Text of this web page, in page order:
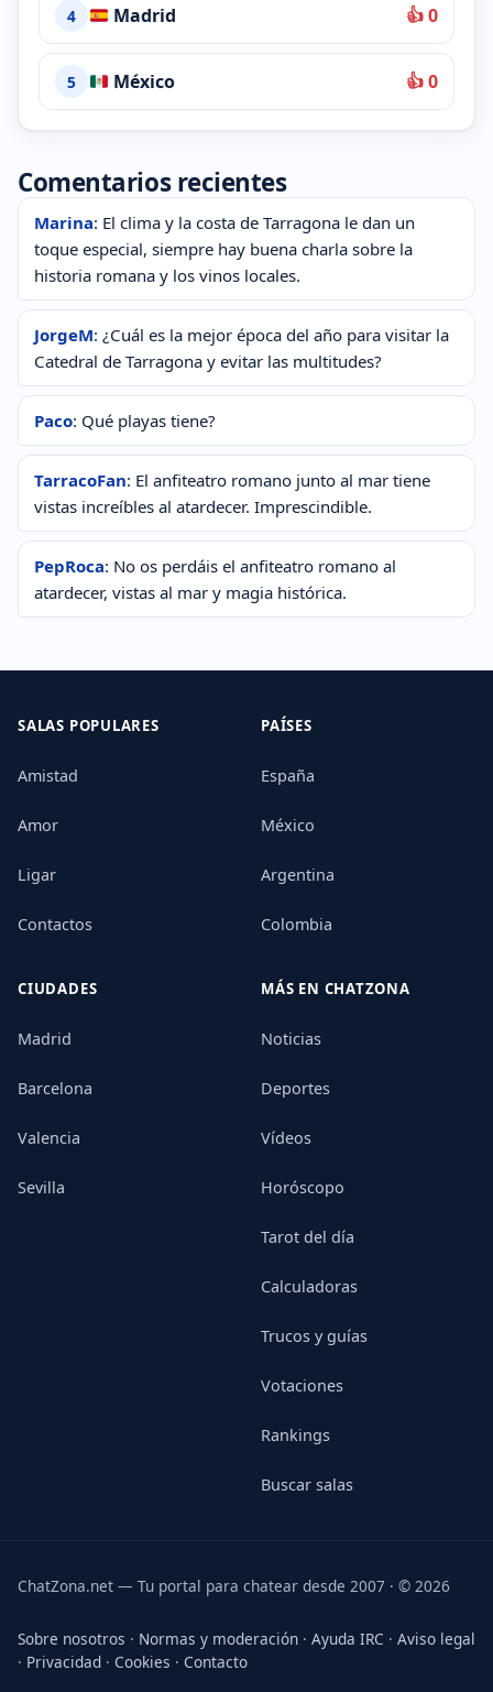
4 Madrid 👍 0
5 México 👍 0
Comentarios recientes
Marina: El clima y la costa de Tarragona le dan un
toque especial, siempre hay buena charla sobre la
historia romana y los vinos locales.
JorgeM: ¿Cuál es la mejor época del año para visitar la
Catedral de Tarragona y evitar las multitudes?
Paco: Qué playas tiene?
TarracoFan: El anfiteatro romano junto al mar tiene
vistas increíbles al atardecer. Imprescindible.
PepRoca: No os perdáis el anfiteatro romano al
atardecer, vistas al mar y magia histórica.
SALAS POPULARES
Amistad
Amor
Ligar
Contactos
PAÍSES
España
México
Argentina
Colombia
CIUDADES
Madrid
Barcelona
Valencia
Sevilla
MÁS EN CHATZONA
Noticias
Deportes
Vídeos
Horóscopo
Tarot del día
Calculadoras
Trucos y guías
Votaciones
Rankings
Buscar salas
ChatZona.net — Tu portal para chatear desde 2007 · © 2026
Sobre nosotros · Normas y moderación · Ayuda IRC · Aviso legal
· Privacidad · Cookies · Contacto